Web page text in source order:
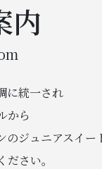
内
に統一され
から
のジュニアスイー
さい。